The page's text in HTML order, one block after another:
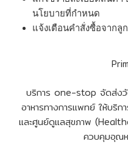
นโยบายที่กำหนด
แจ้งเตือนคำสั่งซื้อจากลู
บริการ one-stop จัดส่งวั
อาหารทางการแพทย์ ให้บริก
และศูนย์ดูแลสุขภาพ
ควบคุมอุณ